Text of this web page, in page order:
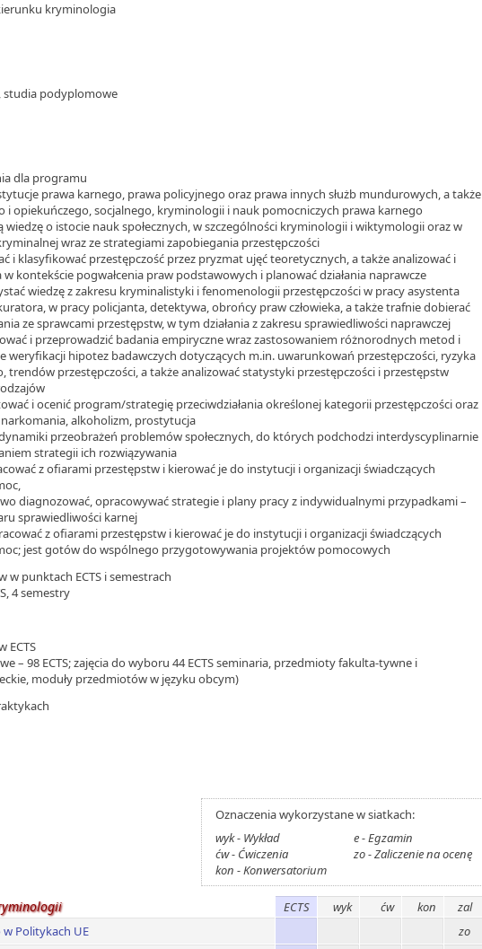
kryminologia
studia podyplomowe
dla programu
prawa karnego, prawa policyjnego oraz prawa innych służb mundurowych, a także
i opiekuńczego, socjalnego, kryminologii i nauk pomocniczych prawa karnego
wiedzę o istocie nauk społecznych, w szczególności kryminologii i wiktymologii oraz w
wraz ze strategiami zapobiegania przestępczości
i klasyfikować przestępczość przez pryzmat ujęć teoretycznych, a także analizować i
w kontekście pogwałcenia praw podstawowych i planować działania naprawcze
wiedzę z zakresu kryminalistyki i fenomenologii przestępczości w pracy asystenta
w pracy policjanta, detektywa, obrońcy praw człowieka, a także trafnie dobierać
ze sprawcami przestępstw, w tym działania z zakresu sprawiedliwości naprawczej
i przeprowadzić badania empiryczne wraz zastosowaniem różnorodnych metod i
weryfikacji hipotez badawczych dotyczących m.in. uwarunkowań przestępczości, ryzyka
trendów przestępczości, a także analizować statystyki przestępczości i przestępstw
i ocenić program/strategię przeciwdziałania określonej kategorii przestępczości oraz
alkoholizm, prostytucja
przeobrażeń problemów społecznych, do których podchodzi interdyscyplinarnie
strategii ich rozwiązywania
z ofiarami przestępstw i kierować je do instytucji i organizacji świadczących
diagnozować, opracowywać strategie i plany pracy z indywidualnymi przypadkami –
sprawiedliwości karnej
z ofiarami przestępstw i kierować je do instytucji i organizacji świadczących
jest gotów do wspólnego przygotowywania projektów pomocowych
w punktach ECTS i semestrach
4 semestry
ECTS
– 98 ECTS; zajęcia do wyboru 44 ECTS seminaria, przedmioty fakulta-tywne i
moduły przedmiotów w języku obcym)
Oznaczenia wykorzystane w siatkach:
wyk - Wykład
ćw - Ćwiczenia
kon - Konwersatorium
e - Egzamin
zo - Zaliczenie na ocenę
ECTS wyk ćw kon
zal
Politykach UE
zo